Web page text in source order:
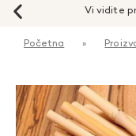
Početna »